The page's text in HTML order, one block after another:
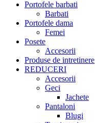
Portofele barbati
Barbati
Portofele dama
Femei
Posete
Accesorii
Produse de intretinere
REDUCERI
Accesorii
Geci
Jachete
Pantaloni
Blugi